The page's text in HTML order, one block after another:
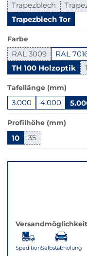
ist
in
dieser
Variante
nicht
verfügbar.
Bei
Klick
wechselt
der
Filter
auf
die
beste
Alternative
in
Trapezblech
Trapezblech Tor
Farbe
RAL 3009 RAL
TH 100 Holzoptik
Tafellänge (mm)
3.000 4.000
Profilhöhe (mm)
10 35
zu
SpeditionSelbstabholung